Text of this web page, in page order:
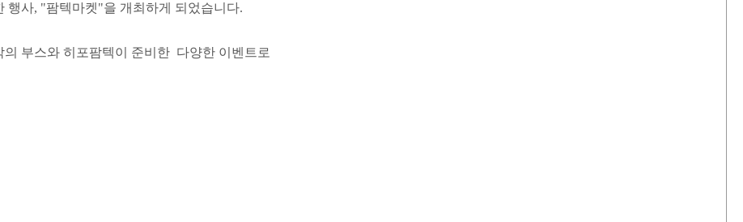
행사, "팜텍마켓"을 개최하게 되었습니다.
부스와 히포팜텍이 준비한 다양한 이벤트로